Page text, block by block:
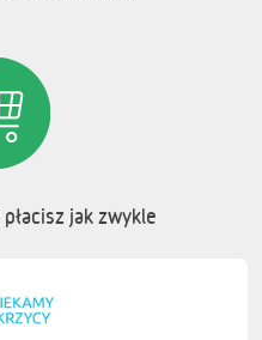
płacisz jak zwykle